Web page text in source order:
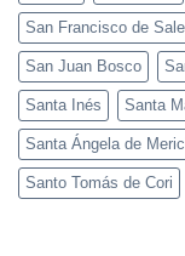
San Francisco de
San Juan Bosco
Santa Inés Santa
Santa Ángela de
Santo Tomás de Cori